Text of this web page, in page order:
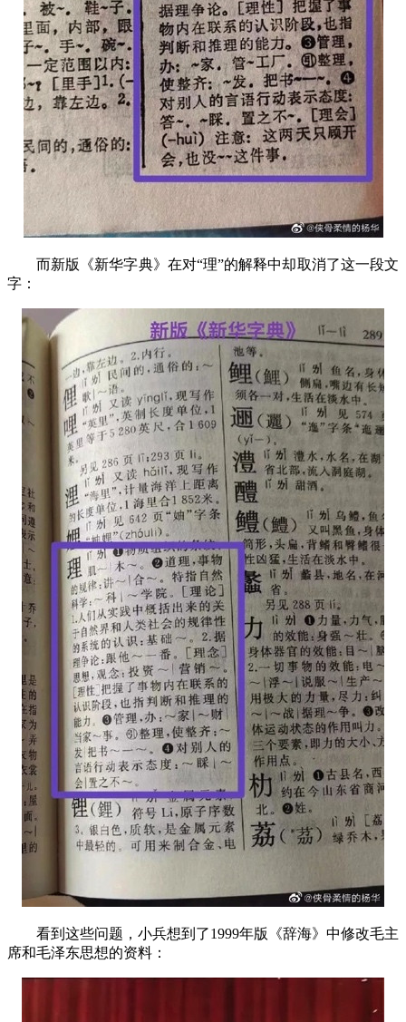
而新版《新华字典》在对“理”的解释中却取消了这一段文
字：
看到这些问题，小兵想到了1999年版《辞海》中修改毛主
席和毛泽东思想的资料：